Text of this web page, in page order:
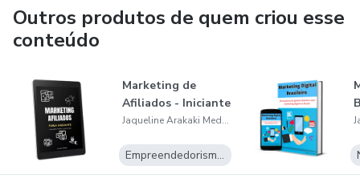
Outros produtos de quem criou esse
conteúdo
Marketing de
Afiliados - Iniciante
Jaqueline Arakaki Medeiros
Empreendedorismo Digital